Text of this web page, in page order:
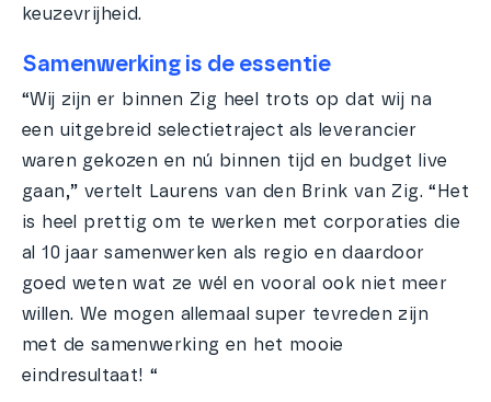
keuzevrijheid.
Samenwerking is de essentie
“Wij zijn er binnen Zig heel trots op dat wij na
een uitgebreid selectietraject als leverancier
waren gekozen en nú binnen tijd en budget live
gaan,” vertelt Laurens van den Brink van Zig. “Het
is heel prettig om te werken met corporaties die
al 10 jaar samenwerken als regio en daardoor
goed weten wat ze wél en vooral ook niet meer
willen. We mogen allemaal super tevreden zijn
met de samenwerking en het mooie
eindresultaat! “